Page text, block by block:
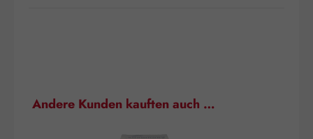
Produktgalerie überspringen
Andere Kunden kauften auch …